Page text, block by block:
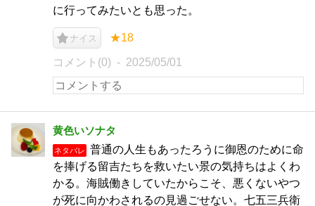
に行ってみたいとも思った。
ナイス ★18
コメント(0) 2025/05/01
黄色いソナタ
ネタバレ
普通の人生もあったろうに御恩のために命
を捧げる留吉たちを救いたい景の気持ちはよくわ
かる。海賊働きしていたからこそ、悪くないやつ
が死に向かわされるの見過ごせない。七五三兵衛